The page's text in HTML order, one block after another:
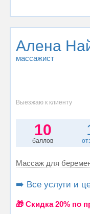
Алена
массажист
Выезжаю к клиенту
10
баллов
Массаж для
➡️ Все услуги и
🎁 Cкидка 20% по